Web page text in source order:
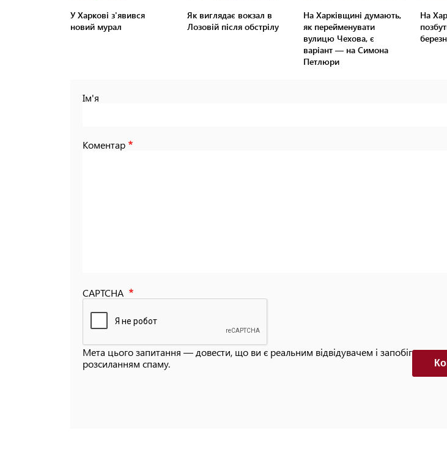
У Харкові з'явився
новий мурал
Як виглядає вокзал в
Лозовій після обстрілу
На Харківщині думають,
як перейменувати
вулицю Чехова, є
варіант — на Симона
Петлюри
На
Ім'я
Коментар
CAPTCHA
Мета цього запитання — довести, що ви є реальним відвідувачем і запобігти
розсиланням спаму.